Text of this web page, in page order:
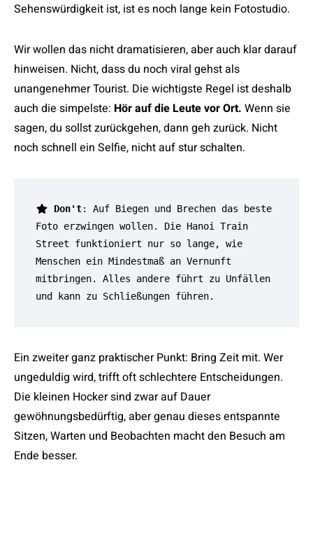
Sehenswürdigkeit ist, ist es noch lange kein Fotostudio.
Wir wollen das nicht dramatisieren, aber auch klar darauf
hinweisen. Nicht, dass du noch viral gehst als
unangenehmer Tourist. Die wichtigste Regel ist deshalb
auch die simpelste: Hör auf die Leute vor Ort. Wenn sie
sagen, du sollst zurückgehen, dann geh zurück. Nicht
noch schnell ein Selfie, nicht auf stur schalten.
Don't: Auf Biegen und Brechen das beste
Foto erzwingen wollen. Die Hanoi Train
Street funktioniert nur so lange, wie
Menschen ein Mindestmaß an Vernunft
mitbringen. Alles andere führt zu Unfällen
und kann zu Schließungen führen.
Ein zweiter ganz praktischer Punkt: Bring Zeit mit. Wer
ungeduldig wird, trifft oft schlechtere Entscheidungen.
Die kleinen Hocker sind zwar auf Dauer
gewöhnungsbedürftig, aber genau dieses entspannte
Sitzen, Warten und Beobachten macht den Besuch am
Ende besser.